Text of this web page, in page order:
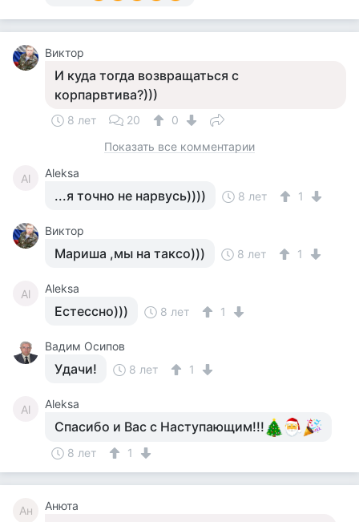
Виктор
И куда тогда возвращаться с
корпарвтива?)))
8 лет 20
0
Показать все комментарии
Al Aleksa
...я точно не нарвусь)))) 8 лет 1
Виктор
Мариша ,мы на таксо))) 8 лет 1
Al Aleksa
Естессно))) 8 лет 1
Вадим Осипов
Удачи! 8 лет 1
Al Aleksa
Спасибо и Вас с Наступающим!!!
8 лет 1
Ан Анюта